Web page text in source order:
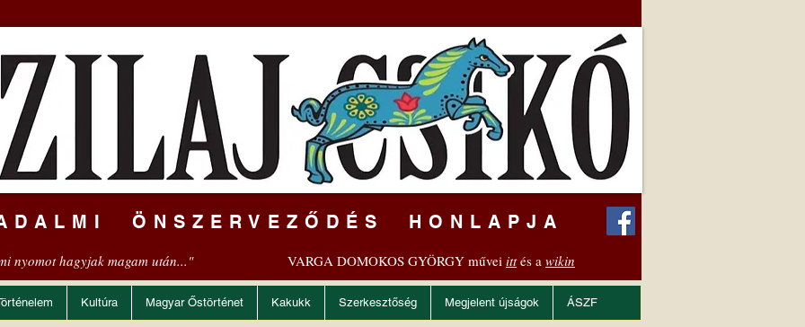
ÖNSZERVEZŐDÉS HONLAPJA
nyomot hagyjak magam után..." VARGA DOMOKOS GYÖRGY művei ittés a wikin
Kultúra Magyar Őstörténet Kakukk Szerkesztőség Megjelent újságok ÁSZF